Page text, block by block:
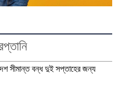
সীমান্ত বন্ধ দুই সপ্তাহের জন্য